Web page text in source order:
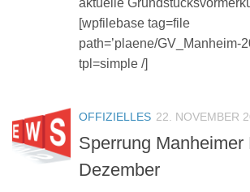
[wpfilebase tag=file
path=’plaene/GV_Manheim-
tpl=simple /]
OFFIZIELLES 22. NOVEMBER
Sperrung Manheimer
Dezember